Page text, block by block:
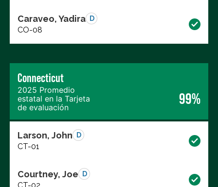
Caraveo, Yadira D
CO-08
Connecticut
2025 Promedio
estatal en la Tarjeta
de evaluación
99%
Larson, John D
CT-01
Courtney, Joe D